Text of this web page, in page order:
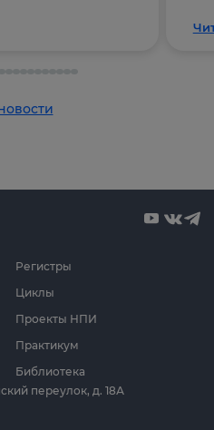
Циклы
Проекты НПИ
Практикум
Библиотека
Регистры
переулок, д. 18А